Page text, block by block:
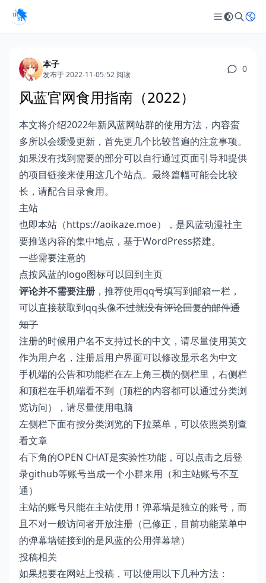
本子
发布于 2022-11-05/52 阅读
0
风蓝官网食用指南（2022）
本文将介绍2022年新风蓝网站群的使用方法，内容蛮
多所以会缓慢更新，首先更几个比较普遍的注意事项。
如果没有找到需要的部分可以自行通过页面引导和提供
的项目链接来使用这几个站点。最终篇幅可能会比较
长，请配合目录食用。
主站
也即本站（https://aoikaze.moe），是风蓝动漫社主
要推送内容的集中地点，基于WordPress搭建。
一些需要注意的
点按风蓝的logo图标可以回到主页
评论并不需要注册 ，推荐使用qq号填写到邮箱一栏，
可以直接获取到qq头像不过就没有评论回复的邮件通
知了
注册的时候用户名不支持过长的中文，请尽量使用英文
作为用户名，注册后用户界面可以修改显示名为中文
手机端的公告和功能栏在左上角三横的侧栏里，右侧栏
和顶栏在手机端看不到（顶栏的内容都可以通过分类浏
览访问），请尽量使用电脑
左侧栏下面有按分类浏览的下拉菜单，可以依照类别查
看文章
右下角的OPEN CHAT是实验性功能，可以点击之后登
录github等账号当成一个小群来用（和主站账号不互
通）
主站的账号只能在主站使用！弹幕墙是独立的账号，而
且不对一般访问者开放注册（已修正，目前功能菜单中
的弹幕墙链接到的是风蓝的公用弹幕墙）
投稿相关
如果想要在网站上投稿，可以使用以下几种方法：